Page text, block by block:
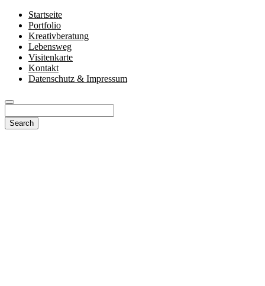
Startseite
Portfolio
Kreativberatung
Lebensweg
Visitenkarte
Kontakt
Datenschutz & Impressum